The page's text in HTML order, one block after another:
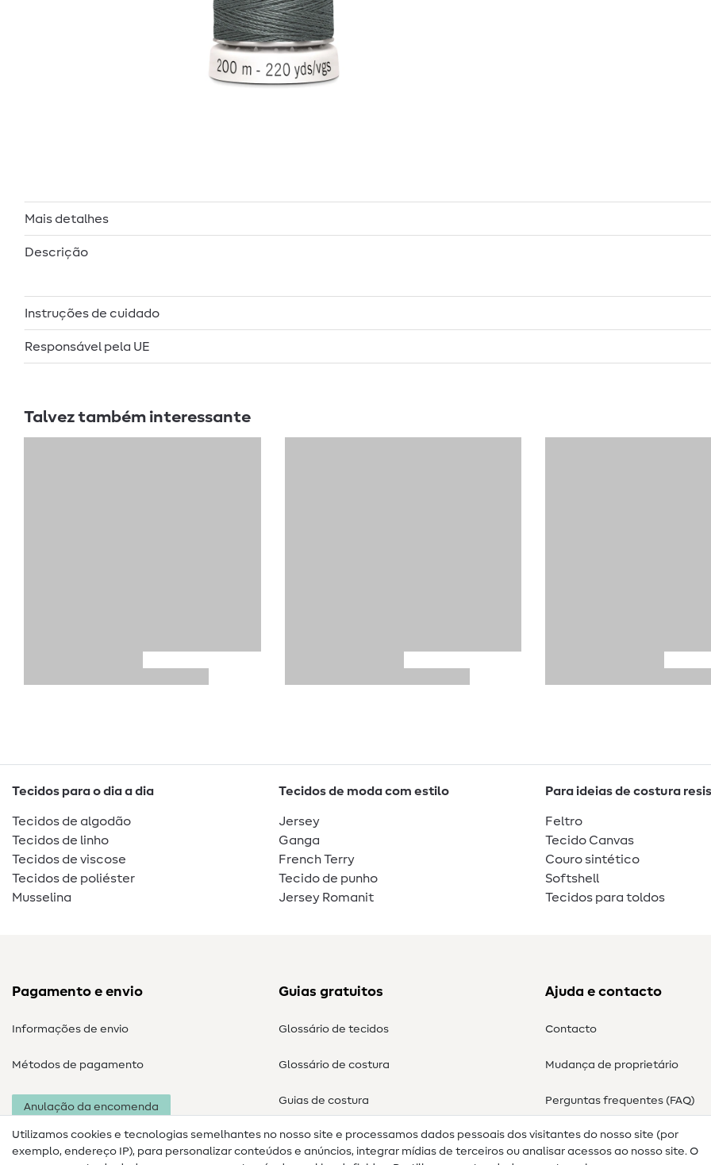
Mais detalhes
Descrição
Instruções de cuidado
Responsável pela UE
Talvez também interessante
Tecidos para o dia a dia
Tecidos de algodão
Tecidos de linho
Tecidos de viscose
Tecidos de poliéster
Musselina
Tecidos de moda com estilo
Jersey
Ganga
French Terry
Tecido de punho
Jersey Romanit
Para ideias de costura
Feltro
Tecido Canvas
Couro sintético
Softshell
Tecidos para toldos
Pagamento e envio
Informações de envio
Métodos de pagamento
Anulação da encomenda
Guias gratuitos
Glossário de tecidos
Glossário de costura
Guias de costura
Ajuda e contacto
Contacto
Mudança de proprietário
Perguntas frequentes (FAQ)
Direito de cancelamento
Utilizamos cookies e tecnologias semelhantes no nosso site e processamos dados pessoais dos visitantes do nosso site (por
exemplo, endereço IP), para personalizar conteúdos e anúncios, integrar mídias de terceiros ou analisar acessos ao nosso site. O